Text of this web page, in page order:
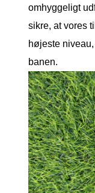
omhyggeligt
sikre, at vores
højeste
banen.